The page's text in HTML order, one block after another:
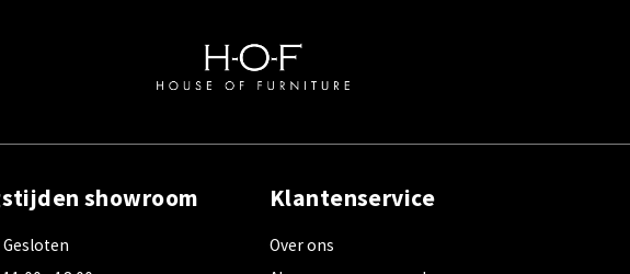
showroom
Gesloten
Klantenservice
Over ons